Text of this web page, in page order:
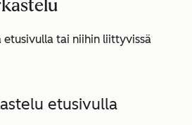
etusivulla tai niihin liittyvissä
etusivulla